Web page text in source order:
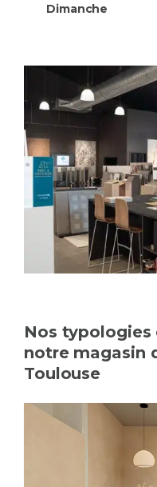
Dimanche
Nos typologies
notre magasin
Toulouse